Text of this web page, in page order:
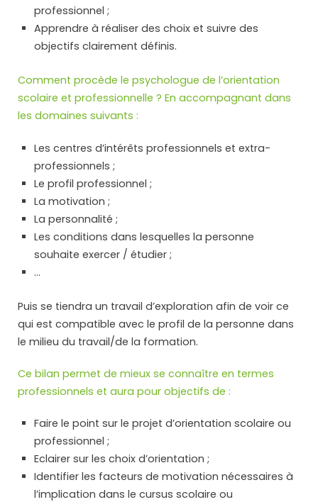
professionnel ;
Apprendre à réaliser des choix et suivre des
objectifs clairement définis.
Comment procède le psychologue de l’orientation
scolaire et professionnelle ? En accompagnant dans
les domaines suivants :
Les centres d’intérêts professionnels et extra-
professionnels ;
Le profil professionnel ;
La motivation ;
La personnalité ;
Les conditions dans lesquelles la personne
souhaite exercer / étudier ;
…
Puis se tiendra un travail d’exploration afin de voir ce
qui est compatible avec le profil de la personne dans
le milieu du travail/de la formation.
Ce bilan permet de mieux se connaître en termes
professionnels et aura pour objectifs de :
Faire le point sur le projet d’orientation scolaire ou
professionnel ;
Eclairer sur les choix d’orientation ;
Identifier les facteurs de motivation nécessaires à
l’implication dans le cursus scolaire ou